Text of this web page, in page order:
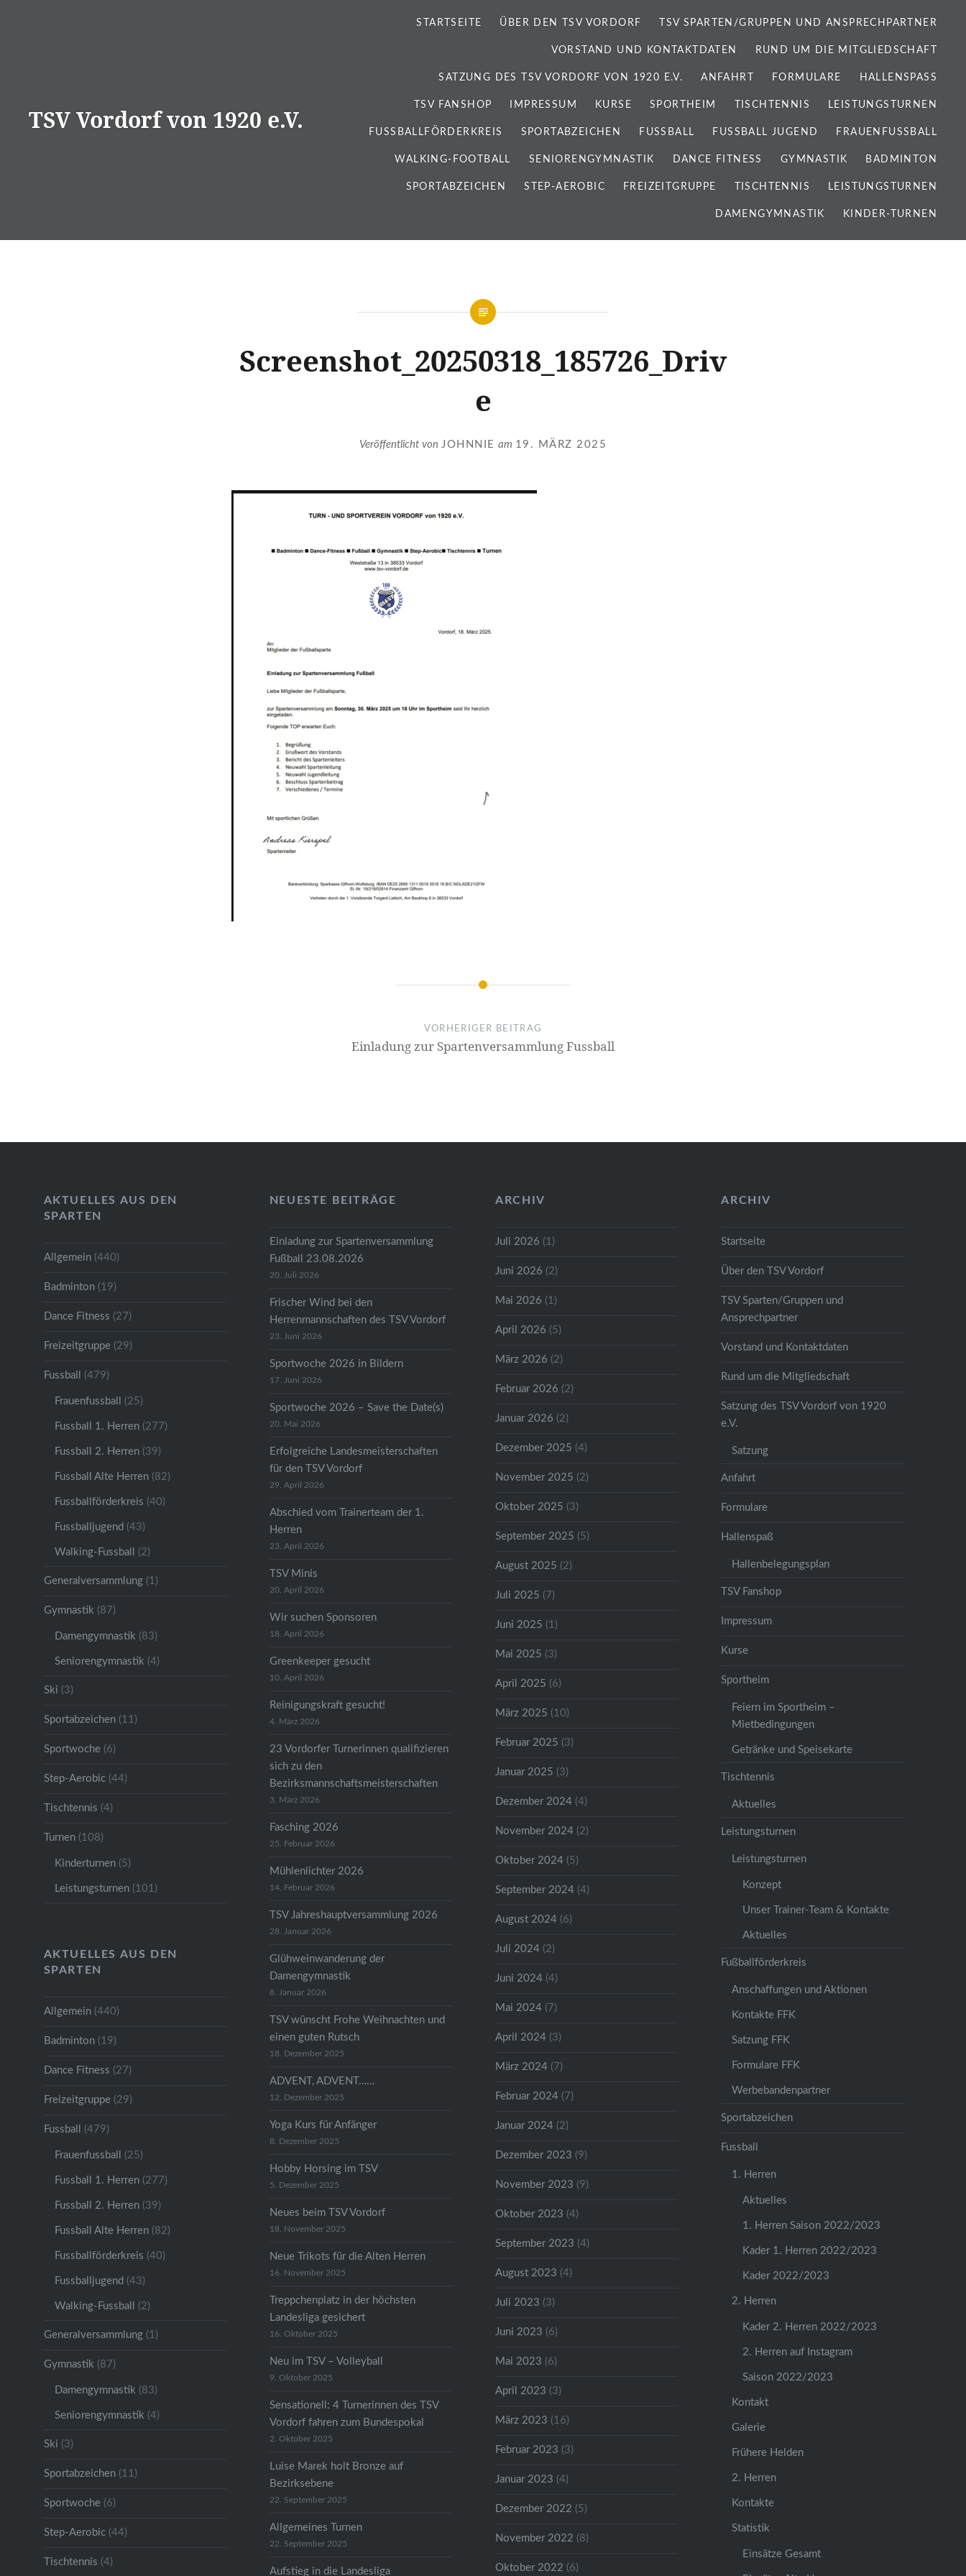
TSV Vordorf von 1920 e.V.
STARTSEITE ÜBER DEN TSV VORDORF TSV SPARTEN/GRUPPEN UND ANSPRECHPARTNER
VORSTAND UND KONTAKTDATEN RUND UM DIE MITGLIEDSCHAFT
SATZUNG DES TSV VORDORF VON 1920 E.V. ANFAHRT FORMULARE HALLENSPASS
TSV FANSHOP IMPRESSUM KURSE SPORTHEIM TISCHTENNIS LEISTUNGSTURNEN
FUSSBALLFÖRDERKREIS SPORTABZEICHEN FUSSBALL FUSSBALL JUGEND FRAUENFUSSBALL
WALKING-FOOTBALL SENIORENGYMNASTIK DANCE FITNESS GYMNASTIK BADMINTON
SPORTABZEICHEN STEP-AEROBIC FREIZEITGRUPPE TISCHTENNIS LEISTUNGSTURNEN
DAMENGYMNASTIK KINDER-TURNEN
Screenshot_20250318_185726_Driv
e
Veröffentlicht von JOHNNIE am 19. MÄRZ 2025
VORHERIGER BEITRAG
Einladung zur Spartenversammlung Fussball
AKTUELLES AUS DEN
SPARTEN
Allgemein(440)
Badminton(19)
Dance Fitness (27)
Freizeitgruppe(29)
Fussball (479)
Frauenfussball (25)
Fussball 1. Herren(277)
Fussball 2. Herren(39)
Fussball Alte Herren(82)
Fussballförderkreis (40)
Fussballjugend (43)
Walking-Fussball (2)
Generalversammlung(1)
Gymnastik (87)
Damengymnastik (83)
Seniorengymnastik (4)
Ski (3)
Sportabzeichen(11)
Sportwoche(6)
Step-Aerobic(44)
Tischtennis (4)
Turnen(108)
Kinderturnen(5)
Leistungsturnen(101)
NEUESTE BEITRÄGE
Einladung zur Spartenversammlung
Fußball 23.08.2026
20. Juli 2026
Frischer Wind bei den
Herrenmannschaften des TSV Vordorf
23. Juni 2026
Sportwoche 2026 in Bildern
17. Juni 2026
Sportwoche 2026 – Save the Date(s)
20. Mai 2026
Erfolgreiche Landesmeisterschaften
für den TSV Vordorf
29. April 2026
Abschied vom Trainerteam der 1.
Herren
23. April 2026
TSV Minis
20. April 2026
Wir suchen Sponsoren
18. April 2026
Greenkeeper gesucht
10. April 2026
Reinigungskraft gesucht!
4. März 2026
23 Vordorfer Turnerinnen qualifizieren
sich zu den
Bezirksmannschaftsmeisterschaften
3. März 2026
Fasching 2026
25. Februar 2026
Mühlenlichter 2026
14. Februar 2026
TSV Jahreshauptversammlung 2026
28. Januar 2026
Glühweinwanderung der
Damengymnastik
8. Januar 2026
TSV wünscht Frohe Weihnachten und
einen guten Rutsch
18. Dezember 2025
ADVENT, ADVENT……
12. Dezember 2025
Yoga Kurs für Anfänger
8. Dezember 2025
Hobby Horsing im TSV
5. Dezember 2025
Neues beim TSV Vordorf
18. November 2025
Neue Trikots für die Alten Herren
16. November 2025
Treppchenplatz in der höchsten
Landesliga gesichert
16. Oktober 2025
Neu im TSV – Volleyball
9. Oktober 2025
Sensationell: 4 Turnerinnen des TSV
Vordorf fahren zum Bundespokal
2. Oktober 2025
Luise Marek holt Bronze auf
Bezirksebene
22. September 2025
Allgemeines Turnen
22. September 2025
Aufstieg in die Landesliga
ARCHIV
Juli 2026 (1)
Juni 2026 (2)
Mai 2026 (1)
April 2026 (5)
März 2026 (2)
Februar 2026 (2)
Januar 2026 (2)
Dezember 2025 (4)
November 2025 (2)
Oktober 2025 (3)
September 2025 (5)
August 2025 (2)
Juli 2025 (7)
Juni 2025 (1)
Mai 2025 (3)
April 2025 (6)
März 2025 (10)
Februar 2025 (3)
Januar 2025 (3)
Dezember 2024 (4)
November 2024 (2)
Oktober 2024 (5)
September 2024 (4)
August 2024 (6)
Juli 2024 (2)
Juni 2024 (4)
Mai 2024 (7)
April 2024 (3)
März 2024 (7)
Februar 2024 (7)
Januar 2024 (2)
Dezember 2023 (9)
November 2023 (9)
Oktober 2023 (4)
September 2023 (4)
August 2023 (4)
Juli 2023 (3)
Juni 2023 (6)
Mai 2023 (6)
April 2023 (3)
März 2023 (16)
Februar 2023 (3)
Januar 2023 (4)
Dezember 2022 (5)
November 2022 (8)
Oktober 2022 (6)
ARCHIV
Startseite
Über den TSV Vordorf
TSV Sparten/Gruppen und
Ansprechpartner
Vorstand und Kontaktdaten
Rund um die Mitgliedschaft
Satzung des TSV Vordorf von 1920
e.V.
Satzung
Anfahrt
Formulare
Hallenspaß
Hallenbelegungsplan
TSV Fanshop
Impressum
Kurse
Sportheim
Feiern im Sportheim –
Mietbedingungen
Getränke und Speisekarte
Tischtennis
Aktuelles
Leistungsturnen
Leistungsturnen
Konzept
Unser Trainer-Team & Kontakte
Aktuelles
Fußballförderkreis
Anschaffungen und Aktionen
Kontakte FFK
Satzung FFK
Formulare FFK
Werbebandenpartner
Sportabzeichen
Fussball
1. Herren
Aktuelles
1. Herren Saison 2022/2023
Kader 1. Herren 2022/2023
Kader 2022/2023
2. Herren
Kader 2. Herren 2022/2023
2. Herren auf Instagram
Saison 2022/2023
Kontakt
Galerie
Frühere Helden
2. Herren
Kontakte
Statistik
Einsätze Gesamt
AKTUELLES AUS DEN
SPARTEN
Allgemein(440)
Badminton(19)
Dance Fitness (27)
Freizeitgruppe(29)
Fussball (479)
Frauenfussball (25)
Fussball 1. Herren(277)
Fussball 2. Herren(39)
Fussball Alte Herren(82)
Fussballförderkreis (40)
Fussballjugend (43)
Walking-Fussball (2)
Generalversammlung(1)
Gymnastik (87)
Damengymnastik (83)
Seniorengymnastik (4)
Ski (3)
Sportabzeichen(11)
Sportwoche(6)
Step-Aerobic(44)
Tischtennis (4)